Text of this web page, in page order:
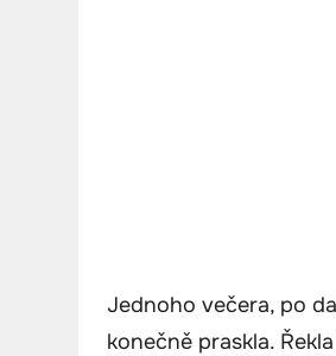
Jednoho večera, po
konečně praskla.